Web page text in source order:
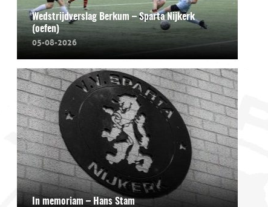
Wedstrijdverslag Berkum – Sparta Nijkerk
(oefen)
05-08-2026
In memoriam – Hans Stam